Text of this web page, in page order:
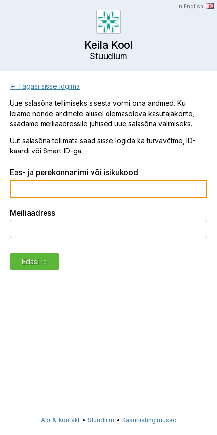
in English
Keila Kool
Stuudium
← Tagasi sisse logima
Uue salasõna tellimiseks sisesta vormi oma andmed. Kui
leiame nende andmete alusel olemasoleva kasutajakonto,
saadame meiliaadressile juhised uue salasõna valimiseks.
Uut salasõna tellimata saad sisse logida ka turvavõtme, ID-
kaardi või Smart-ID-ga.
Ees- ja perekonnanimi või isikukood
Meiliaadress
Abi & kontakt• Stuudium • Kasutustingimused